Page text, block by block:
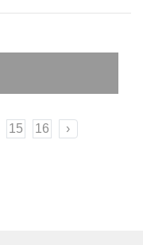
15 16 ›